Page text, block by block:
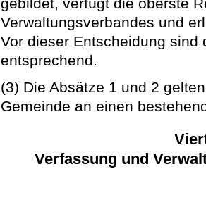
gebildet, verfügt die oberste
Verwaltungsverbandes und
Vor dieser Entscheidung
entsprechend.
(3) Die Absätze 1 und 2
Gemeinde an einen
Verfassung und